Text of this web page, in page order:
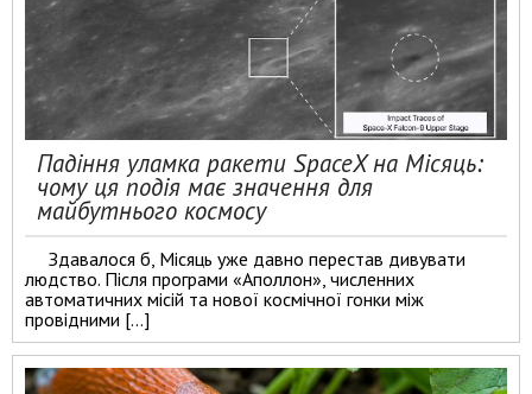
Падіння уламка ракети SpaceX на Місяць:
чому ця подія має значення для
майбутнього космосу
Здавалося б, Місяць уже давно перестав дивувати
людство. Після програми «Аполлон», численних
автоматичних місій та нової космічної гонки між
провідними […]